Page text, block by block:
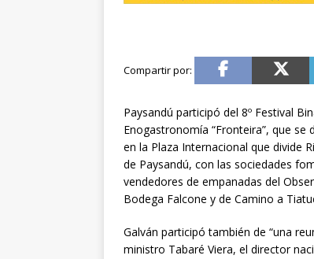
Paysandú participó del 8º Festival
Enogastronomía “Fronteira”, que se
en la Plaza Internacional que divide
de Paysandú, con las sociedades
vendedores de empanadas del
Bodega Falcone y de Camino a
Galván participó también de “una
ministro Tabaré Viera, el director